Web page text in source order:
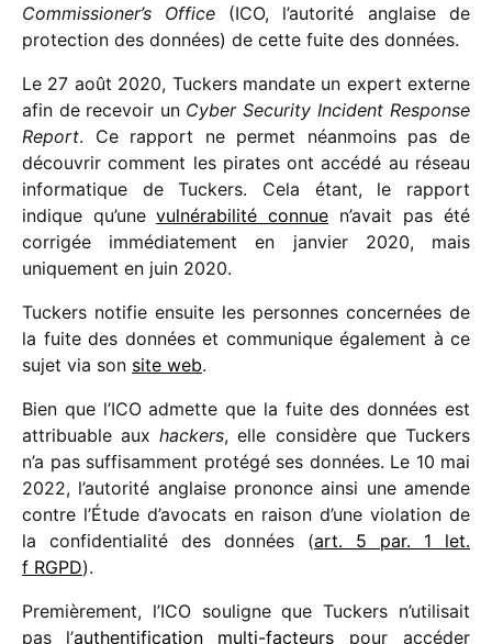
Commissioner’s Office (ICO, l’autorité anglaise de
protec­tion des données) de cette fuite des données.
Le 27 août 2020, Tuckers mandate un expert externe
afin de rece­voir un Cyber Security Incident Response
Report. Ce rapport ne permet néan­moins pas de
décou­vrir comment les pirates ont accédé au réseau
infor­ma­tique de Tuckers. Cela étant, le rapport
indique qu’une vulné­ra­bi­lité connue n’avait pas été
corri­gée immé­dia­te­ment en janvier 2020, mais
unique­ment en juin 2020.
Tuckers noti­fie ensuite les personnes concer­nées de
la fuite des données et commu­nique égale­ment à ce
sujet via son site web.
Bien que l’ICO admette que la fuite des données est
attri­buable aux hackers, elle consi­dère que Tuckers
n’a pas suffi­sam­ment protégé ses données. Le 10 mai
2022, l’autorité anglaise prononce ainsi une amende
contre l’Étude d’avocats en raison d’une viola­tion de
la confi­den­tia­lité des données (art. 5 par. 1 let.
f RGPD).
Premièrement, l’ICO souligne que Tuckers n’utilisait
pas l’authen­ti­fi­ca­tion multi-facteurs pour accé­der